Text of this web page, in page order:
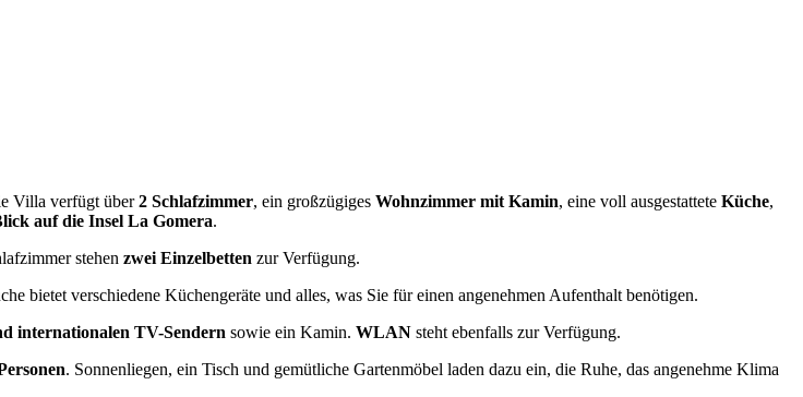
Villa verfügt über2 Schlafzimmer, ein großzügiges Wohnzimmer mit Kamin, eine voll ausgestattete Küche,
auf die Insel La Gomera.
stehen zwei Einzelbetten zur Verfügung.
bietet verschiedene Küchengeräte und alles, was Sie für einen angenehmen Aufenthalt benötigen.
internationalen TV-Sendern sowie ein Kamin. WLAN steht ebenfalls zur Verfügung.
. Sonnenliegen, ein Tisch und gemütliche Gartenmöbel laden dazu ein, die Ruhe, das angenehme Klima